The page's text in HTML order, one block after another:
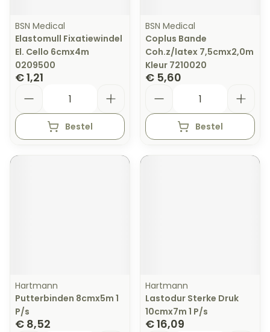
BSN Medical
Elastomull Fixatiewindel
El. Cello 6cmx4m
0209500
€ 1,21
Bestel
BSN Medical
Coplus Bande
Coh.z/latex 7,5cmx2,0m
Kleur 7210020
€ 5,60
Bestel
Hartmann
Putterbinden 8cmx5m 1
P/s
€ 8,52
Hartmann
Lastodur Sterke Druk
10cmx7m 1 P/s
€ 16,09